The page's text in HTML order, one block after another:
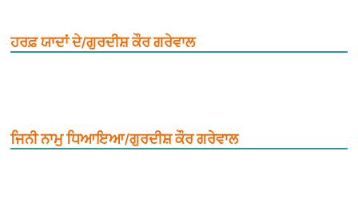
ਹਰਫ਼ ਯਾਦਾਂ ਦੇ/ਗੁਰਦੀਸ਼ ਕੌਰ ਗਰੇਵਾਲ
ਜਿਨੀ ਨਾਮੁ ਧਿਆਇਆ/ਗੁਰਦੀਸ਼ ਕੌਰ ਗਰੇਵਾਲ